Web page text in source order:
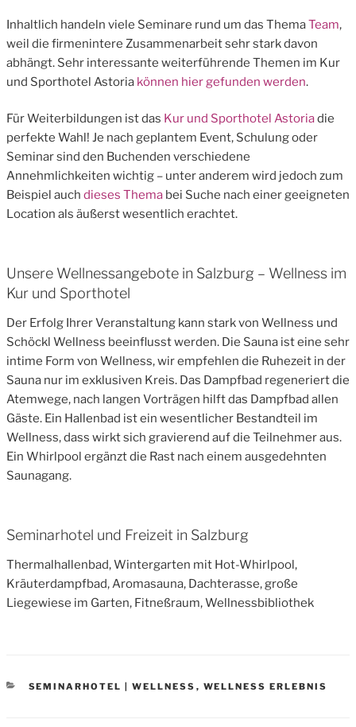
Inhaltlich handeln viele Seminare rund um das ThemaTeam,
weil die firmenintere Zusammenarbeit sehr stark davon
abhängt. Sehr interessante weiterführende Themen im Kur
und Sporthotel Astoria können hier gefunden werden.
Für Weiterbildungen ist das Kur und Sporthotel Astoriadie
perfekte Wahl! Je nach geplantem Event, Schulung oder
Seminar sind den Buchenden verschiedene
Annehmlichkeiten wichtig – unter anderem wird jedoch zum
Beispiel auch dieses Thema bei Suche nach einer geeigneten
Location als äußerst wesentlich erachtet.
Unsere Wellnessangebote in Salzburg – Wellness im
Kur und Sporthotel
Der Erfolg Ihrer Veranstaltung kann stark von Wellness und
Schöckl Wellness beeinflusst werden. Die Sauna ist eine sehr
intime Form von Wellness, wir empfehlen die Ruhezeit in der
Sauna nur im exklusiven Kreis. Das Dampfbad regeneriert die
Atemwege, nach langen Vorträgen hilft das Dampfbad allen
Gäste. Ein Hallenbad ist ein wesentlicher Bestandteil im
Wellness, dass wirkt sich gravierend auf die Teilnehmer aus.
Ein Whirlpool ergänzt die Rast nach einem ausgedehnten
Saunagang.
Seminarhotel und Freizeit in Salzburg
Thermalhallenbad, Wintergarten mit Hot-Whirlpool,
Kräuterdampfbad, Aromasauna, Dachterasse, große
Liegewiese im Garten, Fitneßraum, Wellnessbibliothek
CATEGORIES
SEMINARHOTEL | WELLNESS , WELLNESS ERLEBNIS